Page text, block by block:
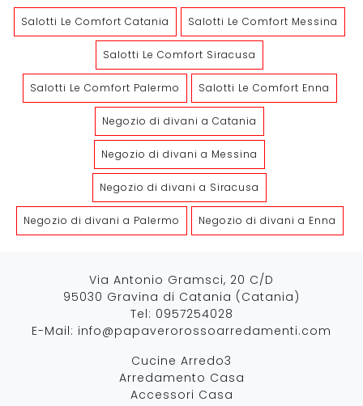
Salotti Le Comfort Catania Salotti Le Comfort Messina
Salotti Le Comfort Siracusa
Salotti Le Comfort Palermo Salotti Le Comfort Enna
Negozio di divani a Catania
Negozio di divani a Messina
Negozio di divani a Siracusa
Negozio di divani a Palermo Negozio di divani a Enna
Via Antonio Gramsci, 20 C/D
95030 Gravina di Catania (Catania)
Tel: 0957254028
E-Mail: info@papaverorossoarredamenti.com
Cucine Arredo3
Arredamento Casa
Accessori Casa